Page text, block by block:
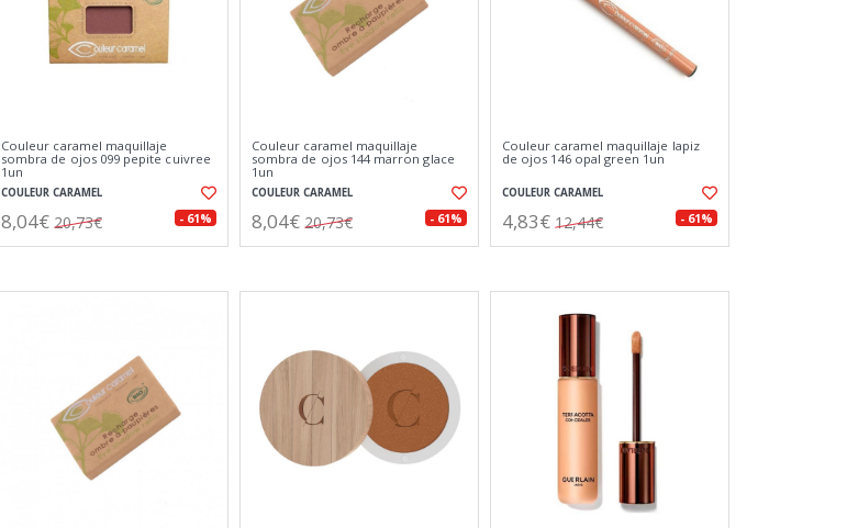
Couleur caramel maquillaje
sombra de ojos 099 pepite cuivree
1un
COULEUR CARAMEL
8,04€ 20,73€ - 61%
Couleur caramel maquillaje
sombra de ojos 144 marron glace
1un
COULEUR CARAMEL
8,04€ 20,73€ - 61%
Couleur caramel maquillaje lapiz
de ojos 146 opal green 1un
COULEUR CARAMEL
4,83€ 12,44€ - 61%